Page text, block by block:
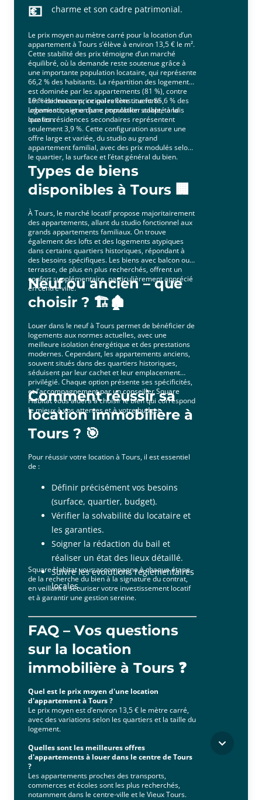
charme et son cadre patrimonial.
💶
Le prix moyen au mètre carré pour la location d’un
appartement à Tours s’élève à environ 13,5 € le m².
Cette stabilité des prix témoigne d’un marché
équilibré, où la demande reste soutenue grâce à
une importante population locataire, qui représente
66,2 % des habitants. La répartition des logements
est dominée par les appartements (81 %), contre
19 % de maisons, ce qui reflète une forte
urbanisation et un parc immobilier adapté à la
location.
Les résidences principales constituent 85,6 % des
logements, signe d’une population stable, tandis
que les résidences secondaires représentent
seulement 3,9 %. Cette configuration assure une
offre large et variée, du studio au grand
appartement familial, avec des prix modulés selon
le quartier, la surface et l’état général du bien.
Types de biens
disponibles à Tours 🏢
À Tours, le marché locatif propose majoritairement
des appartements, allant du studio fonctionnel aux
grands appartements familiaux. On trouve
également des lofts et des logements atypiques
dans certains quartiers historiques, répondant à
des besoins spécifiques. Les biens avec balcon ou
terrasse, de plus en plus recherchés, offrent un
confort supplémentaire, particulièrement apprécié
en centre-ville.
Neuf ou ancien – que
choisir ? 🏗️🏚️
Louer dans le neuf à Tours permet de bénéficier de
logements aux normes actuelles, avec une
meilleure isolation énergétique et des prestations
modernes. Cependant, les appartements anciens,
souvent situés dans des quartiers historiques,
séduisent par leur cachet et leur emplacement
privilégié. Chaque option présente ses spécificités,
et l’accompagnement par un conseiller Square
Habitat vous aidera à choisir le bien qui correspond
le mieux à vos attentes et à votre budget.
Comment réussir sa
location immobilière à
Tours ? 🎯
Pour réussir votre location à Tours, il est essentiel
de :
Définir précisément vos besoins
(surface, quartier, budget).
Vérifier la solvabilité du locataire et
les garanties.
Soigner la rédaction du bail et
réaliser un état des lieux détaillé.
Suivre les évolutions réglementaires
locales.
Square Habitat vous accompagne à chaque étape,
de la recherche du bien à la signature du contrat,
en veillant à sécuriser votre investissement locatif
et à garantir une gestion sereine.
FAQ – Vos questions
sur la location
immobilière à Tours ❓
Quel est le prix moyen d'une location
d'appartement à Tours ?
Le prix moyen est d’environ 13,5 € le mètre carré,
avec des variations selon les quartiers et la taille du
logement.
Quelles sont les meilleures offres
d'appartements à louer dans le centre de Tours
?
Les appartements proches des transports,
commerces et écoles sont les plus recherchés,
notamment dans le centre-ville et le Vieux Tours.